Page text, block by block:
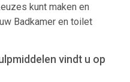
kunt maken en
Badkamer en toilet
vindt u op